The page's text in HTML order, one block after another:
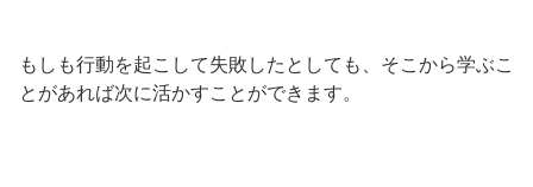
もしも行動を起こして失敗したとしても、そこから学ぶこ
とがあれば次に活かすことができます。